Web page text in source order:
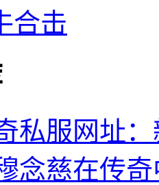
合击
私服网址
念慈在传